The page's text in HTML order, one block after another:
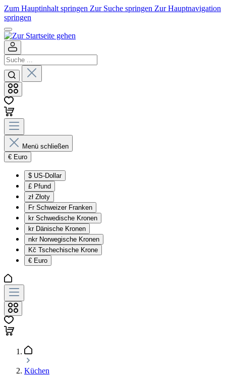
Zum Hauptinhalt springen Zur Suche springen Zur Hauptnavigation
springen
Menü schließen
€ Euro
$ US-Dollar
£ Pfund
zł Złoty
Fr Schweizer Franken
kr Schwedische Kronen
kr Dänische Kronen
nkr Norwegische Kronen
Kč Tschechische Krone
€ Euro
Küchen